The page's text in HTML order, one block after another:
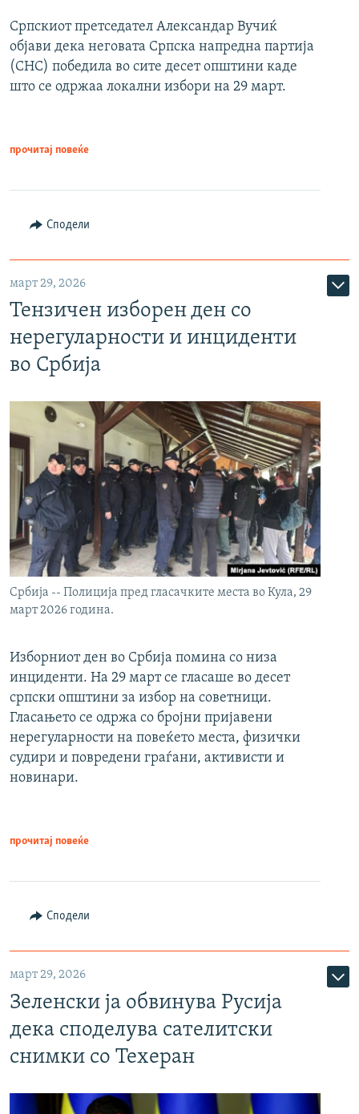
Српскиот претседател Александар Вучиќ
објави дека неговата Српска напредна партија
(СНС) победила во сите десет општини каде
што се одржаа локални избори на 29 март.
прочитај повеќе
Сподели
март 29, 2026
Тензичен изборен ден со
нерегуларности и инциденти
во Србија
Србија -- Полиција пред гласачките места во Кула, 29
март 2026 година.
Изборниот ден во Србија помина со низа
инциденти. На 29 март се гласаше во десет
српски општини за избор на советници.
Гласањето се одржа со бројни пријавени
нерегуларности на повеќето места, физички
судири и повредени граѓани, активисти и
новинари.
прочитај повеќе
Сподели
март 29, 2026
Зеленски ја обвинува Русија
дека споделува сателитски
снимки со Техеран